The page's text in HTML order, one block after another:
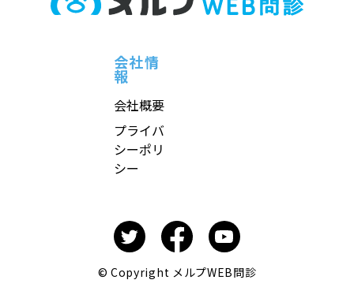
会社情
報
会社概要
プライバ
シーポリ
シー
© Copyright メルプWEB問診